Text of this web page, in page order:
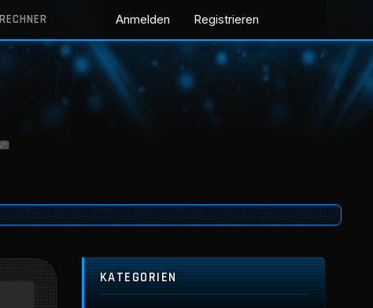
Anmelden Registrieren
KATEGORIEN